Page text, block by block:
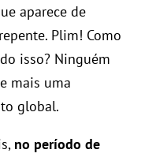
aparece de
Plim! Como
isso? Ninguém
mais uma
global.
no período de